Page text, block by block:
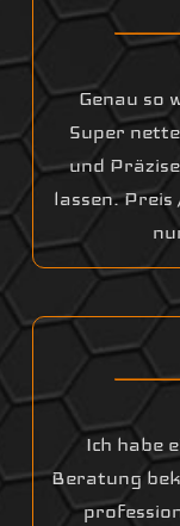
Genau so
Super
und
lassen. Preis
Ich habe
Beratung